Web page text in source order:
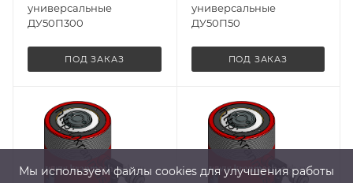
универсальные
ДУ50П300
ПОД ЗАКАЗ
универсальные
ДУ50П50
ПОД ЗАКАЗ
Мы используем файлы cооkies для улучшения работы